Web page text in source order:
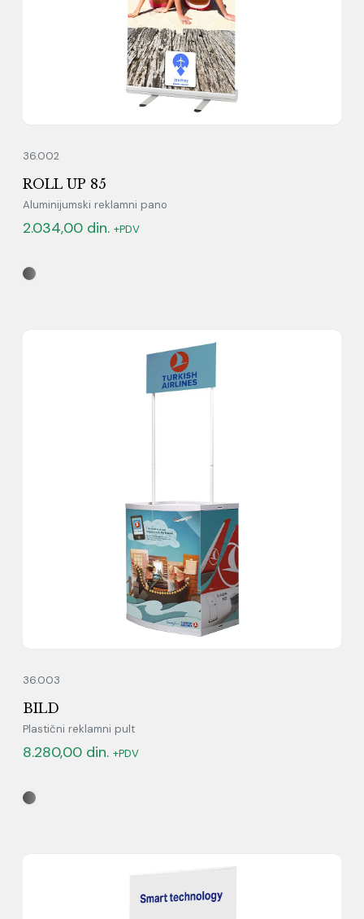
36.002
ROLL UP 85
Aluminijumski reklamni pano
2.034,00 din. +PDV
36.003
BILD
Plastični reklamni pult
8.280,00 din. +PDV